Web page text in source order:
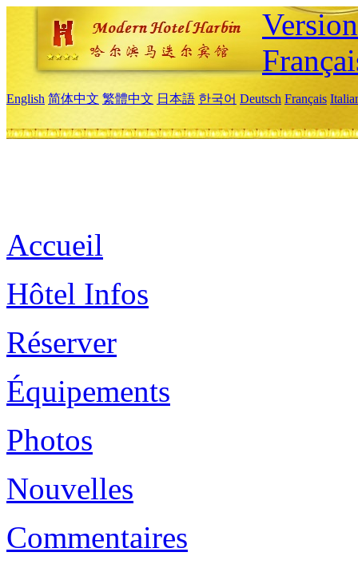
English 简体中文 繁體中文 日本語 한국어 Deutsch Français
Accueil
Hôtel Infos
Réserver
Équipements
Photos
Nouvelles
Commentaires